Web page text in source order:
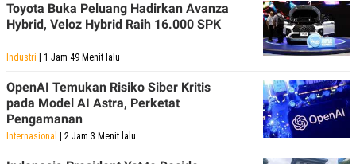
Toyota Buka Peluang Hadirkan Avanza
Hybrid, Veloz Hybrid Raih 16.000 SPK
Industri | 1 Jam 49 Menit lalu
OpenAI Temukan Risiko Siber Kritis
pada Model AI Astra, Perketat
Pengamanan
Internasional | 2 Jam 3 Menit lalu